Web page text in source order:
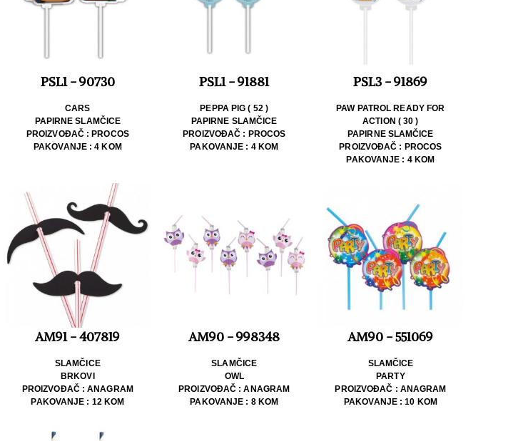
PSL1 - 90730
CARS
PAPIRNE SLAMČICE
PROIZVOĐAČ : PROCOS
PAKOVANJE : 4 KOM
PSL1 - 91881
PEPPA PIG ( 52 )
PAPIRNE SLAMČICE
PROIZVOĐAČ : PROCOS
PAKOVANJE : 4 KOM
PSL3 - 91869
PAW PATROL READY FOR
ACTION ( 30 )
PAPIRNE SLAMČICE
PROIZVOĐAČ : PROCOS
PAKOVANJE : 4 KOM
AM91 - 407819
SLAMČICE
BRKOVI
PROIZVOĐAČ : ANAGRAM
PAKOVANJE : 12 KOM
AM90 - 998348
SLAMČICE
OWL
PROIZVOĐAČ : ANAGRAM
PAKOVANJE : 8 KOM
AM90 - 551069
SLAMČICE
PARTY
PROIZVOĐAČ : ANAGRAM
PAKOVANJE : 10 KOM